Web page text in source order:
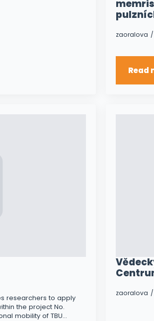
zaoralova
Read
researchers to apply
the project No.
mobility of TBU…
zaoralova